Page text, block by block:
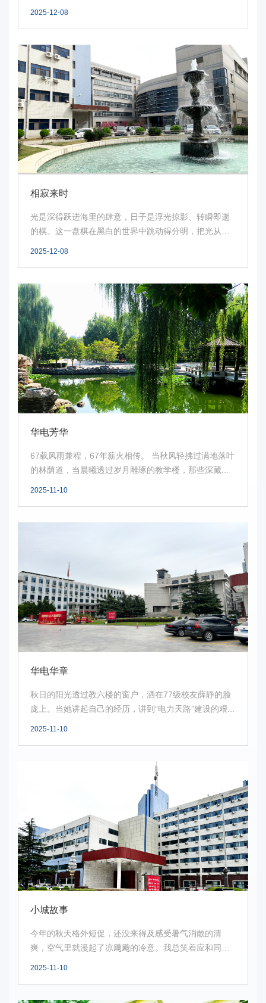
2025-12-08
相寂来时
光是深得跃进海里的肆意，日子是浮光掠影、转瞬即逝
的棋。这一盘棋在黑白的世界中跳动得分明，把光从海
2025-12-08
华电芳华
67载风雨兼程，67年薪火相传。 当秋风轻拂过满地落叶
的林荫道，当晨曦透过岁月雕琢的教学楼，那些深藏...
2025-11-10
华电华章
秋日的阳光透过教六楼的窗户，洒在77级校友薛静的脸
庞上。当她讲起自己的经历，讲到“电力天路”建设的艰...
2025-11-10
小城故事
今年的秋天格外短促，还没来得及感受暑气消散的清
爽，空气里就漫起了凉飕飕的冷意。我总笑着应和同学
2025-11-10